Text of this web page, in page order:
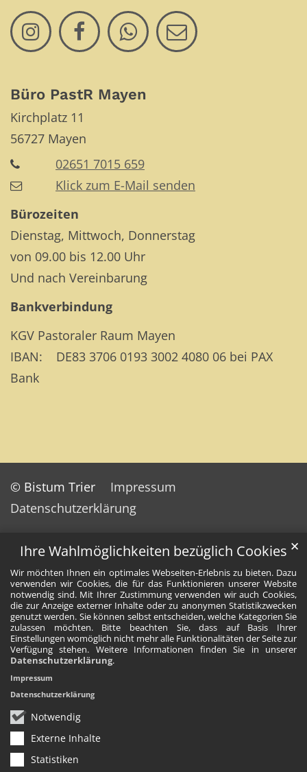
Ihre Wahlmöglichkeiten bezüglich Cookies
Wir möchten Ihnen ein optimales Webseiten-Erlebnis zu bieten. Dazu
verwenden wir Cookies, die für das Funktionieren unserer Website
notwendig sind. Mit Ihrer Zustimmung verwenden wir auch Cookies,
die zur Anzeige externer Inhalte oder zu anonymen Statistikzwecken
genutzt werden. Sie können selbst entscheiden, welche Kategorien Sie
zulassen möchten. Bitte beachten Sie, dass auf Basis Ihrer
Einstellungen womöglich nicht mehr alle Funktionalitäten der Seite zur
Verfügung stehen. Weitere Informationen finden Sie in unserer
Datenschutzerklärung.
Notwendig
Externe Inhalte
Statistiken
✕
Impressum
Datenschutzerklärung
Büro PastR Mayen
Kirchplatz 11
56727 Mayen
02651 7015 659
Klick zum E-Mail senden
Bürozeiten
Dienstag, Mittwoch, Donnerstag
von 09.00 bis 12.00 Uhr
Und nach Vereinbarung
Bankverbindung
KGV Pastoraler Raum Mayen
IBAN: DE83 3706 0193 3002 4080 06 bei PAX
Bank
© Bistum Trier
Impressum
Datenschutzerklärung